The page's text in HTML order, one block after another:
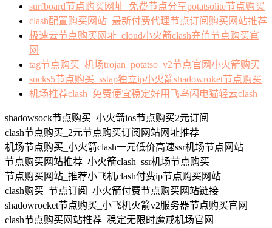
surfboard节点购买网址_免费节点分享potatsolite节点购买
clash配置购买网站_最新付费代理节点订阅购买网站推荐
极速云节点购买网址_cloud小火箭clash充值节点购买官
网
tag节点购买_机场trojan_potatso_v2节点官网小火箭购买
socks5节点购买_sstap独立ip小火箭shadowroket节点购买
机场推荐clash_免费便宜稳定好用飞鸟闪电猫轻云clash
shadowsock节点购买_小火箭ios节点购买2元订阅
clash节点购买_2元节点购买订阅网站网址推荐
机场节点购买_小火箭clash一元低价高速ssr机场节点网站
节点购买网站推荐_小火箭clash_ssr机场节点购买
节点购买网站_推荐小飞机clash付费ip节点购买网站
clash购买_节点订阅_小火箭付费节点购买网站链接
shadowrocket节点购买_小飞机火箭v2服务器节点购买官网
clash节点购买网站推荐_稳定无限时魔戒机场官网